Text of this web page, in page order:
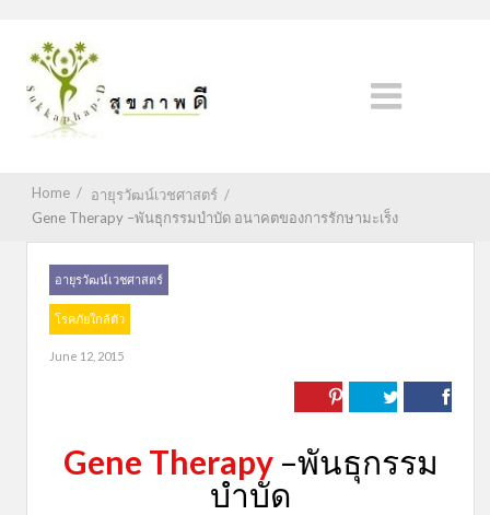
Home / อายุรวัฒน์เวชศาสตร์ /
Gene Therapy –พันธุกรรมบำบัด อนาคตของการรักษามะเร็ง
อายุรวัฒน์เวชศาสตร์
โรคภัยใกล้ตัว
June 12, 2015
Gene Therapy–พันธุกรรม
บำบัด